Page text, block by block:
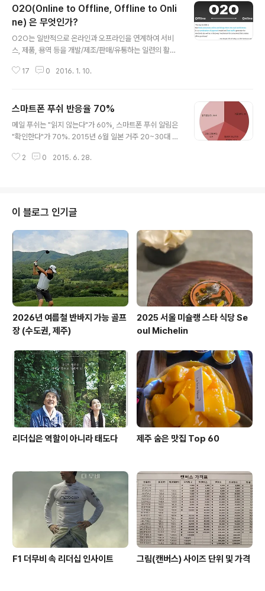
외부 자금에만 의존한 사업은 존속이 어렵다'는 뜻이다. 영
화 마션 NASA 탐사대는 화성을 탐사하던 중 모래폭풍을
만나고 팀원 마크 와트니가 사망했다고 판단, 그를 남기고
떠난다. 극적으로 생존한 마크 와트니는 남은 식량과 기발
한 재치로 화성에서 살아남을 방법을 찾으며 자신이 살아
있음을 알리려 노력한다. 마침내, 자신이 살아있다는 사실..
O2O(Online to Offline, Offline to Onli
ne) 은 무엇인가?
O2O는 일반적으로 온라인과 오프라인을 연계하여 서비
스, 제품, 용역 등을 개발/제조/판매/유통하는 일련의 활동
10년 테크크런치에서 처음 사용된 용어이다. 아래 그림처
nd brings them into realworld stores)이라고 정의
했습니다. 즉, 정보유통비용이 저렴하고 고객을 이해할 수
있다는 온라인의 장점과 실제 소비가 일어나는 오프라인의
하고 고객에게는 discovery 메카니즘을 혁신하여 새로운
17 0 2016. 1. 10.
스마트폰 푸쉬 반응율 70%
메일 푸쉬는 "읽지 않는다"가 60%, 스마트폰 푸쉬 알림은
"확인한다"가 70%. 2015년 6월 일본 거주 20~30대 남
문"결과를 발표했다. 푸쉬 알림에 대한 고객 반응율 스마트
용자가 푸쉬 알림을 확인하는 것으로 나타났다. 또 푸시 알
림을 계기로 방문이나 구입 등의 행동을 한 적이 있는 유저
는 40.2%였다. 스마트폰 푸쉬 활용 매장이나 실내에서의
스마트폰 푸쉬 알림 활용법 중 가장 널리 알려진 것은 "할
인 정보"(75.6%),"예약/객실 확인"(41.5%),"이벤트..
2 0 2015. 6. 28.
이 블로그 인기글
2026년 여름철 반바지 가능 골프
장 (수도권, 제주)
2025 서울 미슐랭 스타 식당 Se
oul Michelin
리더십은 역할이 아니라 태도다 제주 숨은 맛집 Top 60
F1 더무비 속 리더십 인사이트 그림(캔버스) 사이즈 단위 및 가격